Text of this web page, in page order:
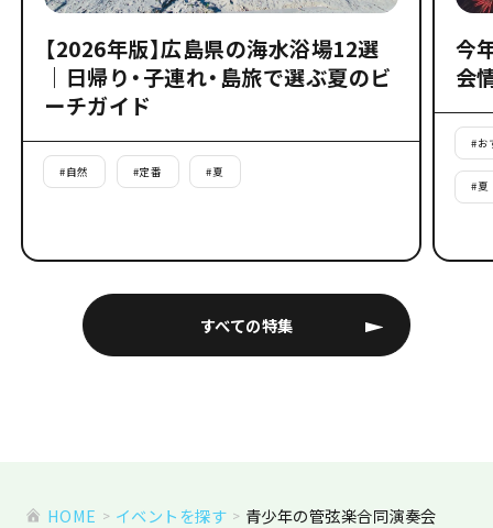
すべての特集
【2026年版】広島県の海水浴場12選
｜日帰り・子連れ・島旅で選ぶ夏のビ
ーチガイド
#自然 #定番 #夏
今
会
#お
#夏
HOME イベントを探す 青少年の管弦楽合同演奏会